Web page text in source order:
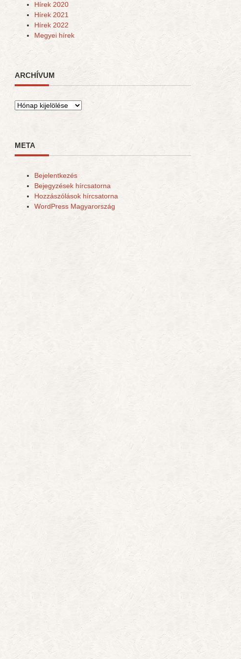
Hírek 2020
Hírek 2021
Hírek 2022
Megyei hírek
ARCHÍVUM
Archívum
META
Bejelentkezés
Bejegyzések hírcsatorna
Hozzászólások hírcsatorna
WordPress Magyarország